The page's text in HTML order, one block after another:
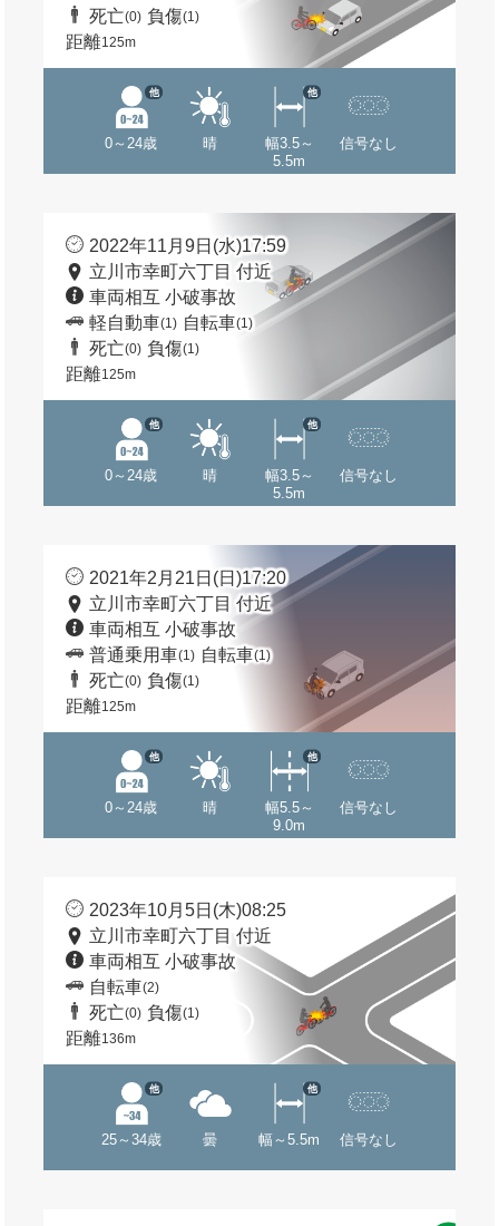
死亡(0) 負傷(1)
距離125m
0～24歳
他
晴
幅3.5～
5.5m
他
信号なし
2022年11月9日(水)17:59
立川市幸町六丁目 付近
車両相互 小破事故
軽自動車(1) 自転車(1)
死亡(0) 負傷(1)
距離125m
0～24歳
他
晴
幅3.5～
5.5m
他
信号なし
2021年2月21日(日)17:20
立川市幸町六丁目 付近
車両相互 小破事故
普通乗用車(1) 自転車(1)
死亡(0) 負傷(1)
距離125m
0～24歳
他
晴
幅5.5～
9.0m
他
信号なし
2023年10月5日(木)08:25
立川市幸町六丁目 付近
車両相互 小破事故
自転車(2)
死亡(0) 負傷(1)
距離136m
25～34歳
他
曇 幅～5.5m
他
信号なし